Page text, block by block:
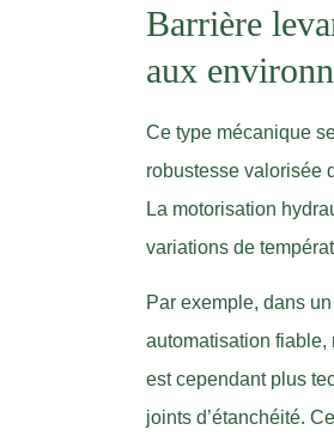
Barrière
aux
Ce type mécanique
robustesse valorisée
La motorisation
variations de
Par exemple, dans
automatisation fiable,
est cependant plus
joints d’étanchéité.